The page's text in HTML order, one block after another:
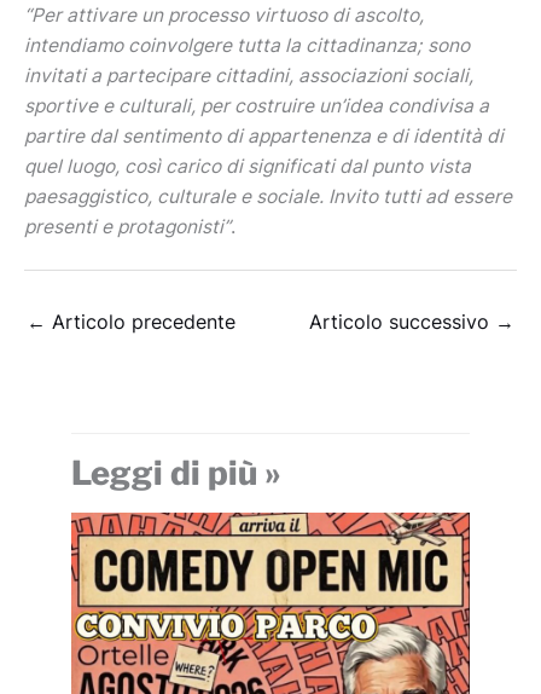
“Per attivare un processo virtuoso di ascolto,
intendiamo coinvolgere tutta la cittadinanza; sono
invitati a partecipare cittadini, associazioni sociali,
sportive e culturali, per costruire un’idea condivisa a
partire dal sentimento di appartenenza e di identità di
quel luogo, così carico di significati dal punto vista
paesaggistico, culturale e sociale. Invito tutti ad essere
presenti e protagonisti”.
← Articolo precedente Articolo successivo →
Leggi di più »